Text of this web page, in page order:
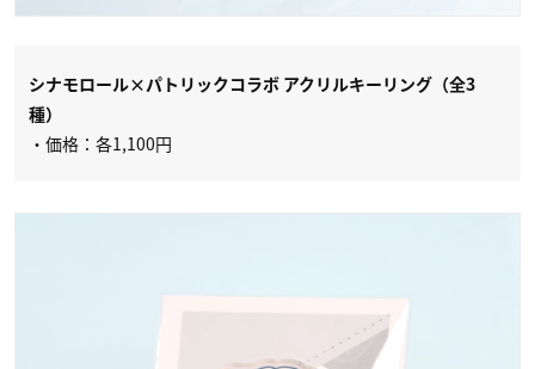
シナモロール×パトリックコラボ アクリルキーリング（全3
種）
・価格：各1,100円